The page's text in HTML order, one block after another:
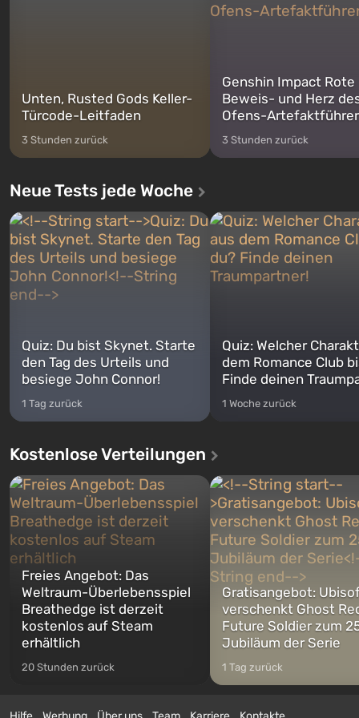
Unten, Rusted Gods Keller-
Türcode-Leitfaden
3 Stunden zurück
Genshin Impact Rote
Beweis- und Herz
Ofens-Artefaktführer
3 Stunden zurück
Neue Tests jede Woche
Quiz: Du bist Skynet. Starte
den Tag des Urteils und
besiege John Connor!
1 Tag zurück
Quiz: Welcher
dem Romance Club
Finde deinen
1 Woche zurück
Kostenlose Verteilungen
Freies Angebot: Das
Weltraum-Überlebensspiel
Breathedge ist derzeit
kostenlos auf Steam
erhältlich
20 Stunden zurück
Gratisangebot:
verschenkt Ghost
Future Soldier zum
Jubiläum der Serie
1 Tag zurück